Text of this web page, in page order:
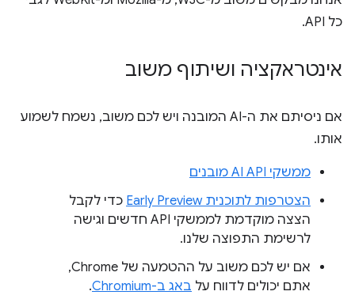
כל API.
אינטראקציה ושיתוף משוב
אם ניסיתם את ה-AI המובנה ויש לכם משוב, נשמח לשמוע
אותו.
ממשקי AI API מובנים
הצטרפות לתוכנית Early Preview
כדי לקבל
הצצה מוקדמת לממשקי API חדשים וגישה
לרשימת התפוצה שלנו.
אם יש לכם משוב על ההטמעה של Chrome,
אתם יכולים לדווח על באג ב-Chromium
.